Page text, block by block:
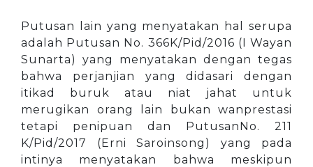
Putusan lain yang menyatakan hal serupa
adalah Putusan No. 366K/Pid/2016 (I Wayan
Sunarta) yang menyatakan dengan tegas
bahwa perjanjian yang didasari dengan
itikad buruk atau niat jahat untuk
merugikan orang lain bukan wanprestasi
tetapi penipuan dan PutusanNo. 211
K/Pid/2017 (Erni Saroinsong) yang pada
intinya menyatakan bahwa meskipun